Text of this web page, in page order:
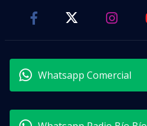
Whatsapp Comercial